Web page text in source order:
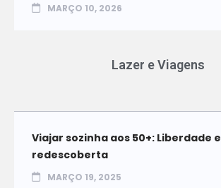
MARÇO 10, 2026
Lazer e Viagens
Viajar sozinha aos 50+: Liberdade e
redescoberta
MARÇO 19, 2025